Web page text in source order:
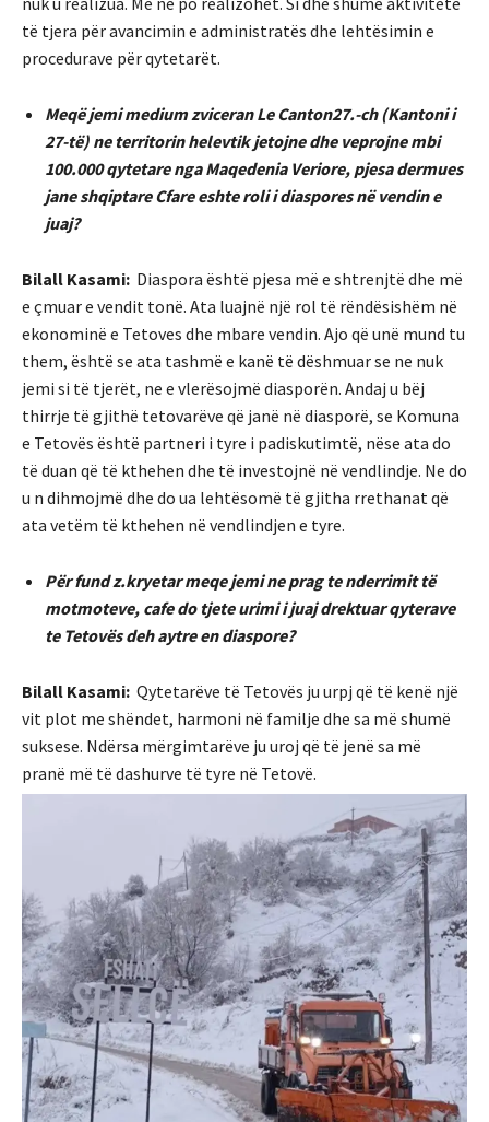
të tjera për avancimin e administratës dhe lehtësimin e
procedurave për qytetarët.
Meqë jemi medium zviceran Le Canton27.-ch (Kantoni i
27-të) ne territorin helevtik jetojne dhe veprojne mbi
100.000 qytetare nga Maqedenia Veriore, pjesa dermues
jane shqiptare Cfare eshte roli i diaspores në vendin e
juaj?
Bilall Kasami: Diaspora është pjesa më e shtrenjtë dhe më
e çmuar e vendit tonë. Ata luajnë një rol të rëndësishëm në
ekonominë e Tetoves dhe mbare vendin. Ajo që unë mund tu
them, është se ata tashmë e kanë të dëshmuar se ne nuk
jemi si të tjerët, ne e vlerësojmë diasporën. Andaj u bëj
thirrje të gjithë tetovarëve që janë në diasporë, se Komuna
e Tetovës është partneri i tyre i padiskutimtë, nëse ata do
të duan që të kthehen dhe të investojnë në vendlindje. Ne do
u n dihmojmë dhe do ua lehtësomë të gjitha rrethanat që
ata vetëm të kthehen në vendlindjen e tyre.
Për fund z.kryetar meqe jemi ne prag te nderrimit të
motmoteve, cafe do tjete urimi i juaj drektuar qyterave
te Tetovës deh aytre en diaspore?
Bilall Kasami: Qytetarëve të Tetovës ju urpj që të kenë një
vit plot me shëndet, harmoni në familje dhe sa më shumë
suksese. Ndërsa mërgimtarëve ju uroj që të jenë sa më
pranë më të dashurve të tyre në Tetovë.